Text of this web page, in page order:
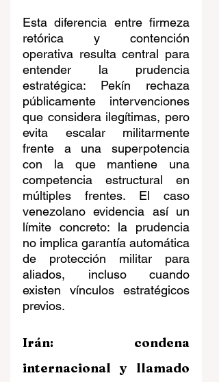
Esta diferencia entre firmeza
retórica y contención
operativa resulta central para
entender la prudencia
estratégica: Pekín rechaza
públicamente intervenciones
que considera ilegítimas, pero
evita escalar militarmente
frente a una superpotencia
con la que mantiene una
competencia estructural en
múltiples frentes. El caso
venezolano evidencia así un
límite concreto: la prudencia
no implica garantía automática
de protección militar para
aliados, incluso cuando
existen vínculos estratégicos
previos.
Irán: condena
internacional y llamado